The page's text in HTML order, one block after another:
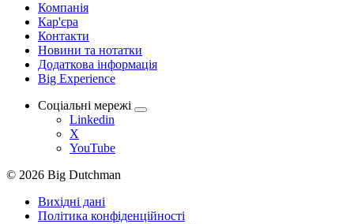
Компанія
Кар'єра
Контакти
Новини та нотатки
Додаткова інформація
Big Experience
Соціальні мережі
Linkedin
X
YouTube
© 2026 Big Dutchman
Вихідні дані
Політика конфіденційності